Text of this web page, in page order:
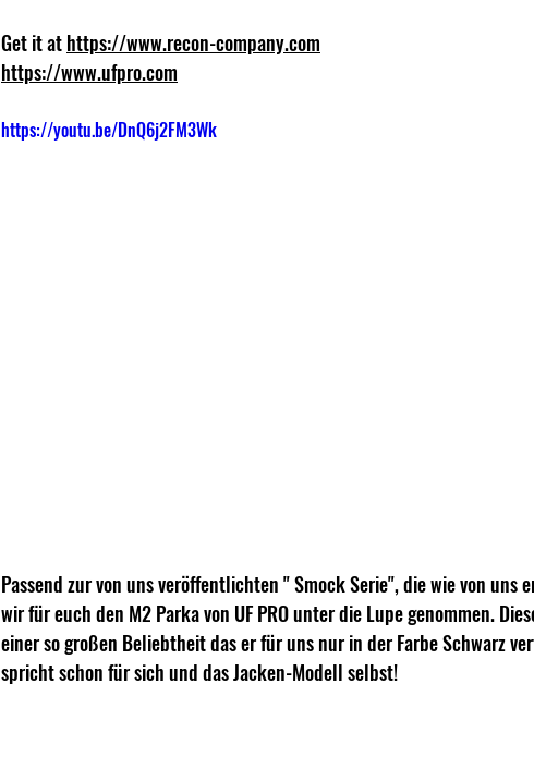
Get it at https://www.recon-company.com
https://www.ufpro.com
https://youtu.be/DnQ6j2FM3Wk
Passend zur von uns veröffentlichten " Smock Serie", die wie von
wir für euch den M2 Parka von UF PRO unter die Lupe genommen.
einer so großen Beliebtheit das er für uns nur in der Farbe Schwarz
spricht schon für sich und das Jacken-Modell selbst!